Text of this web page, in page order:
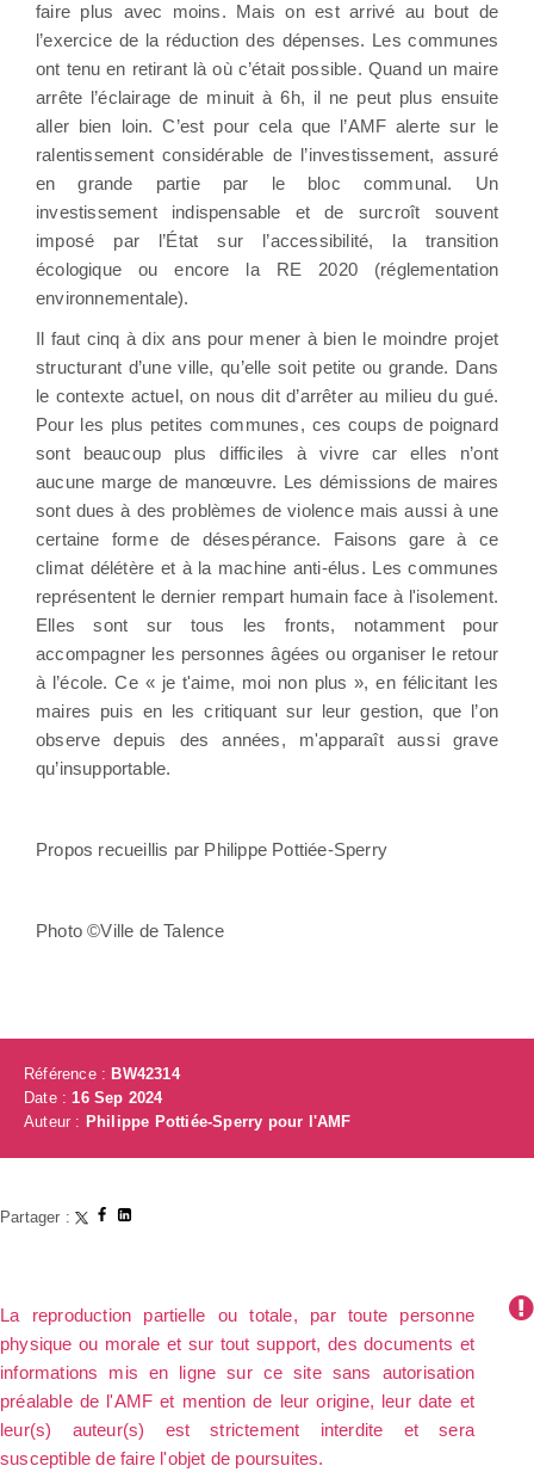
faire plus avec moins. Mais on est arrivé au bout de
l’exercice de la réduction des dépenses. Les communes
ont tenu en retirant là où c’était possible. Quand un maire
arrête l’éclairage de minuit à 6h, il ne peut plus ensuite
aller bien loin. C’est pour cela que l’AMF alerte sur le
ralentissement considérable de l’investissement, assuré
en grande partie par le bloc communal. Un
investissement indispensable et de surcroît souvent
imposé par l’État sur l’accessibilité, la transition
écologique ou encore la RE 2020 (réglementation
environnementale).
Il faut cinq à dix ans pour mener à bien le moindre projet
structurant d’une ville, qu’elle soit petite ou grande. Dans
le contexte actuel, on nous dit d’arrêter au milieu du gué.
Pour les plus petites communes, ces coups de poignard
sont beaucoup plus difficiles à vivre car elles n’ont
aucune marge de manœuvre. Les démissions de maires
sont dues à des problèmes de violence mais aussi à une
certaine forme de désespérance. Faisons gare à ce
climat délétère et à la machine anti-élus. Les communes
représentent le dernier rempart humain face à l'isolement.
Elles sont sur tous les fronts, notamment pour
accompagner les personnes âgées ou organiser le retour
à l’école. Ce « je t'aime, moi non plus », en félicitant les
maires puis en les critiquant sur leur gestion, que l’on
observe depuis des années, m'apparaît aussi grave
qu’insupportable.
Propos recueillis par Philippe Pottiée-Sperry
Photo ©Ville de Talence
Référence : BW42314
Date :16 Sep 2024
Auteur : Philippe Pottiée-Sperry pour l'AMF
Partager :
La reproduction partielle ou totale, par toute personne
physique ou morale et sur tout support, des documents et
informations mis en ligne sur ce site sans autorisation
préalable de l'AMF et mention de leur origine, leur date et
leur(s) auteur(s) est strictement interdite et sera
susceptible de faire l'objet de poursuites.